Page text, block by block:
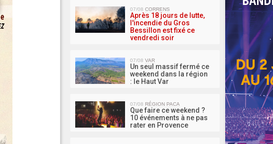
MA
07/08 CORRENS
Après 18 jours de lutte,
l'incendie du Gros
Bessillon est fixé ce
vendredi soir
07/08 VAR
Un seul massif fermé ce
weekend dans la région
: le Haut Var
07/08 RÉGION PACA
Que faire ce weekend ?
10 événements à ne pas
rater en Provence